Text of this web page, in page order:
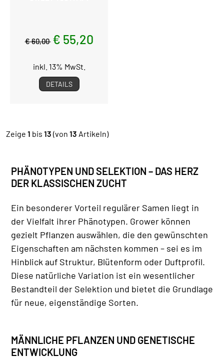
€ 60,00 € 55,20
inkl. 13% MwSt.
DETAILS
Zeige 1 bis 13 (von 13 Artikeln)
PHÄNOTYPEN UND SELEKTION – DAS HERZ
DER KLASSISCHEN ZUCHT
Ein besonderer Vorteil regulärer Samen liegt in
der Vielfalt ihrer Phänotypen. Grower können
gezielt Pflanzen auswählen, die den gewünschten
Eigenschaften am nächsten kommen – sei es im
Hinblick auf Struktur, Blütenform oder Duftprofil.
Diese natürliche Variation ist ein wesentlicher
Bestandteil der Selektion und bietet die Grundlage
für neue, eigenständige Sorten.
MÄNNLICHE PFLANZEN UND GENETISCHE
ENTWICKLUNG